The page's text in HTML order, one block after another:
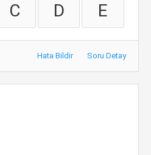
C D E
Hata Bildir Soru Detay